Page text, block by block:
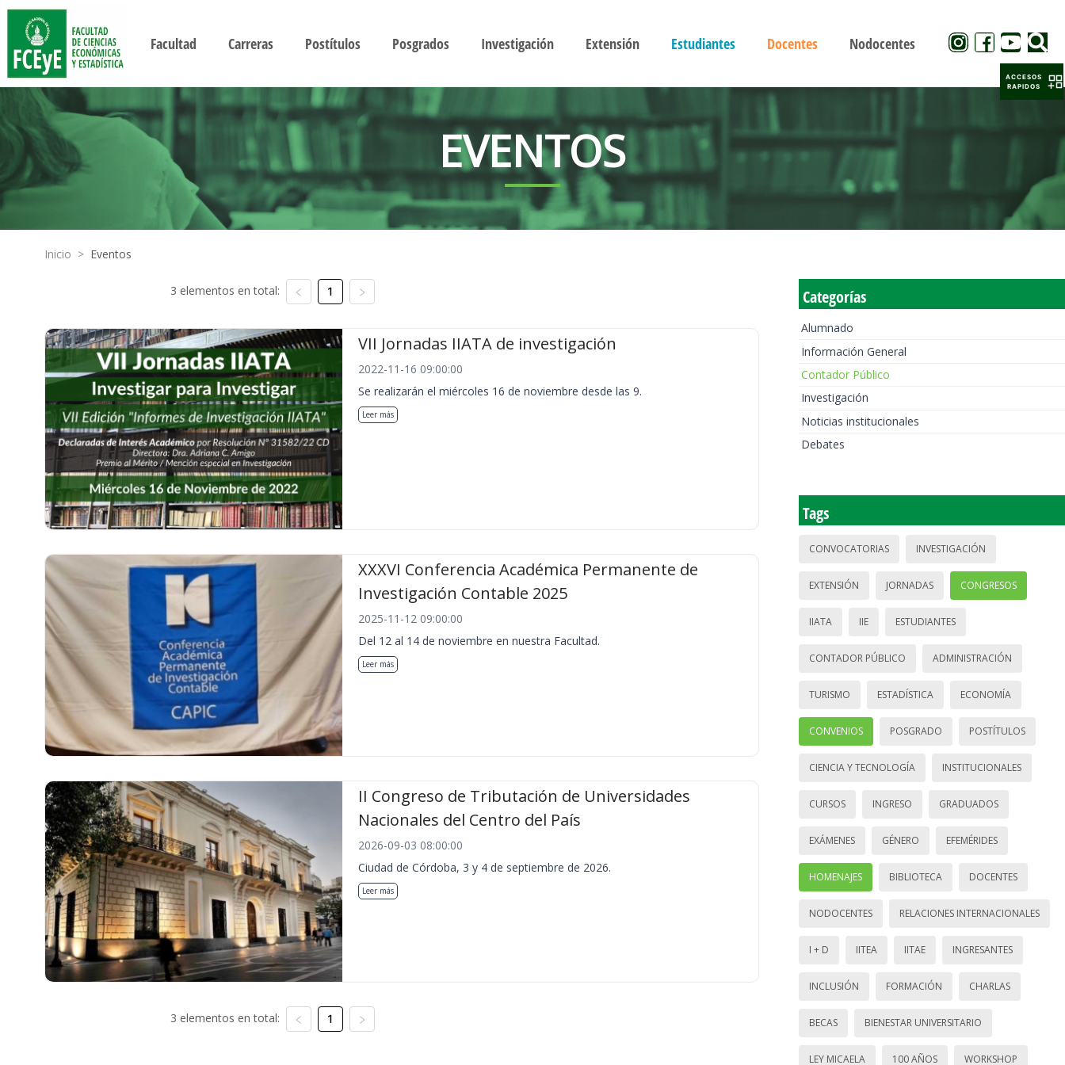
Facultad Carreras Postítulos Posgrados Investigación Extensión Estudiantes Docentes Nodocentes
EVENTOS
Inicio > Eventos
3 elementos en total: 1
VII Jornadas IIATA de investigación
2022-11-16 09:00:00
Se realizarán el miércoles 16 de noviembre desde las 9.
Leer más
XXXVI Conferencia Académica Permanente de
Investigación Contable 2025
2025-11-12 09:00:00
Del 12 al 14 de noviembre en nuestra Facultad.
Leer más
II Congreso de Tributación de Universidades
Nacionales del Centro del País
2026-09-03 08:00:00
Ciudad de Córdoba, 3 y 4 de septiembre de 2026.
Leer más
3 elementos en total: 1
Categorías
Alumnado
Información General
Contador Público
Investigación
Noticias institucionales
Debates
Tags
CONVOCATORIAS INVESTIGACIÓN
EXTENSIÓN JORNADAS CONGRESOS
IIATA IIE ESTUDIANTES
CONTADOR PÚBLICO ADMINISTRACIÓN
TURISMO ESTADÍSTICA ECONOMÍA
CONVENIOS POSGRADO POSTÍTULOS
CIENCIA Y TECNOLOGÍA INSTITUCIONALES
CURSOS INGRESO GRADUADOS
EXÁMENES GÉNERO EFEMÉRIDES
HOMENAJES BIBLIOTECA DOCENTES
NODOCENTES RELACIONES INTERNACIONALES
I + D IITEA IITAE INGRESANTES
INCLUSIÓN FORMACIÓN CHARLAS
BECAS BIENESTAR UNIVERSITARIO
LEY MICAELA 100 AÑOS WORKSHOP
ACCESOS
RAPIDOS